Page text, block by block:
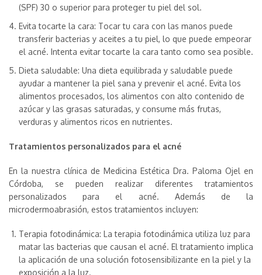
(SPF) 30 o superior para proteger tu piel del sol.
Evita tocarte la cara: Tocar tu cara con las manos puede
transferir bacterias y aceites a tu piel, lo que puede empeorar
el acné. Intenta evitar tocarte la cara tanto como sea posible.
Dieta saludable: Una dieta equilibrada y saludable puede
ayudar a mantener la piel sana y prevenir el acné. Evita los
alimentos procesados, los alimentos con alto contenido de
azúcar y las grasas saturadas, y consume más frutas,
verduras y alimentos ricos en nutrientes.
Tratamientos personalizados para el acné
En la nuestra clínica de Medicina Estética Dra. Paloma Ojel en
Córdoba, se pueden realizar diferentes tratamientos
personalizados para el acné. Además de la
microdermoabrasión, estos tratamientos incluyen:
Terapia fotodinámica: La terapia fotodinámica utiliza luz para
matar las bacterias que causan el acné. El tratamiento implica
la aplicación de una solución fotosensibilizante en la piel y la
exposición a la luz.